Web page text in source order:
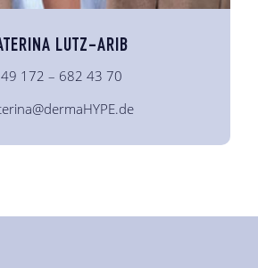
LUTZ-ARIB
172 – 682 43 70